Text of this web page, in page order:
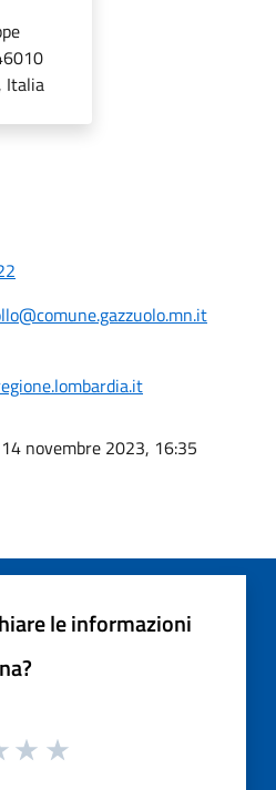
Italia
novembre 2023, 16:35
le informazioni